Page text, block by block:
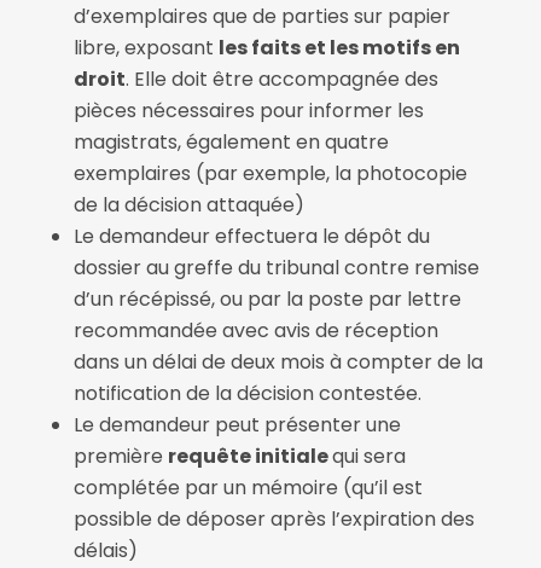
d’exemplaires que de parties sur papier
libre, exposant les faits et les motifs en
droit. Elle doit être accompagnée des
pièces nécessaires pour informer les
magistrats, également en quatre
exemplaires (par exemple, la photocopie
de la décision attaquée)
Le demandeur effectuera le dépôt du
dossier au greffe du tribunal contre remise
d’un récépissé, ou par la poste par lettre
recommandée avec avis de réception
dans un délai de deux mois à compter de la
notification de la décision contestée.
Le demandeur peut présenter une
première requête initialequi sera
complétée par un mémoire (qu’il est
possible de déposer après l’expiration des
délais)